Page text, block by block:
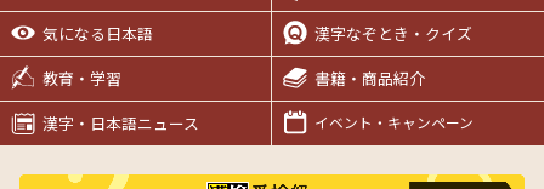
気になる日本語 漢字なぞとき・クイズ
教育・学習 書籍・商品紹介
漢字・日本語ニュース イベント・キャンペーン